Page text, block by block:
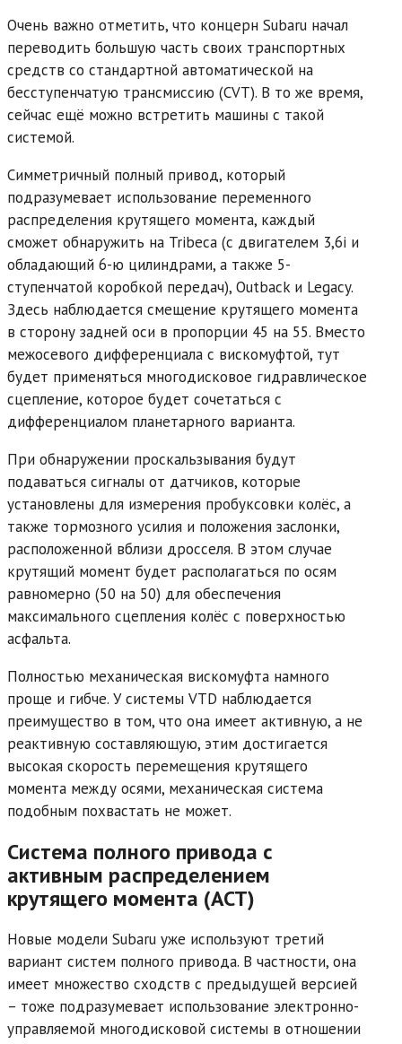
Очень важно отметить, что концерн Subaru начал
переводить большую часть своих транспортных
средств со стандартной автоматической на
бесступенчатую трансмиссию (CVT). В то же время,
сейчас ещё можно встретить машины с такой
системой.
Симметричный полный привод, который
подразумевает использование переменного
распределения крутящего момента, каждый
сможет обнаружить на Tribeca (с двигателем 3,6i и
обладающий 6-ю цилиндрами, а также 5-
ступенчатой коробкой передач), Outback и Legacy.
Здесь наблюдается смещение крутящего момента
в сторону задней оси в пропорции 45 на 55. Вместо
межосевого дифференциала с вискомуфтой, тут
будет применяться многодисковое гидравлическое
сцепление, которое будет сочетаться с
дифференциалом планетарного варианта.
При обнаружении проскальзывания будут
подаваться сигналы от датчиков, которые
установлены для измерения пробуксовки колёс, а
также тормозного усилия и положения заслонки,
расположенной вблизи дросселя. В этом случае
крутящий момент будет располагаться по осям
равномерно (50 на 50) для обеспечения
максимального сцепления колёс с поверхностью
асфальта.
Полностью механическая вискомуфта намного
проще и гибче. У системы VTD наблюдается
преимущество в том, что она имеет активную, а не
реактивную составляющую, этим достигается
высокая скорость перемещения крутящего
момента между осями, механическая система
подобным похвастать не может.
Система полного привода с
активным распределением
крутящего момента (ACT)
Новые модели Subaru уже используют третий
вариант систем полного привода. В частности, она
имеет множество сходств с предыдущей версией
– тоже подразумевает использование электронно-
управляемой многодисковой системы в отношении